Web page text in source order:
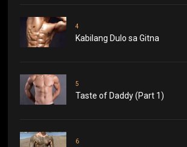
4
Kabilang Dulo sa Gitna
5
Taste of Daddy (Part 1)
6